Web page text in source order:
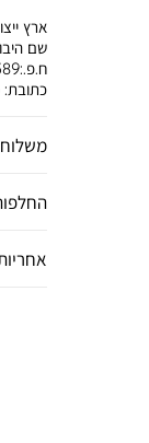
ארץ
שם
ח.פ.:520044389
כתובת: